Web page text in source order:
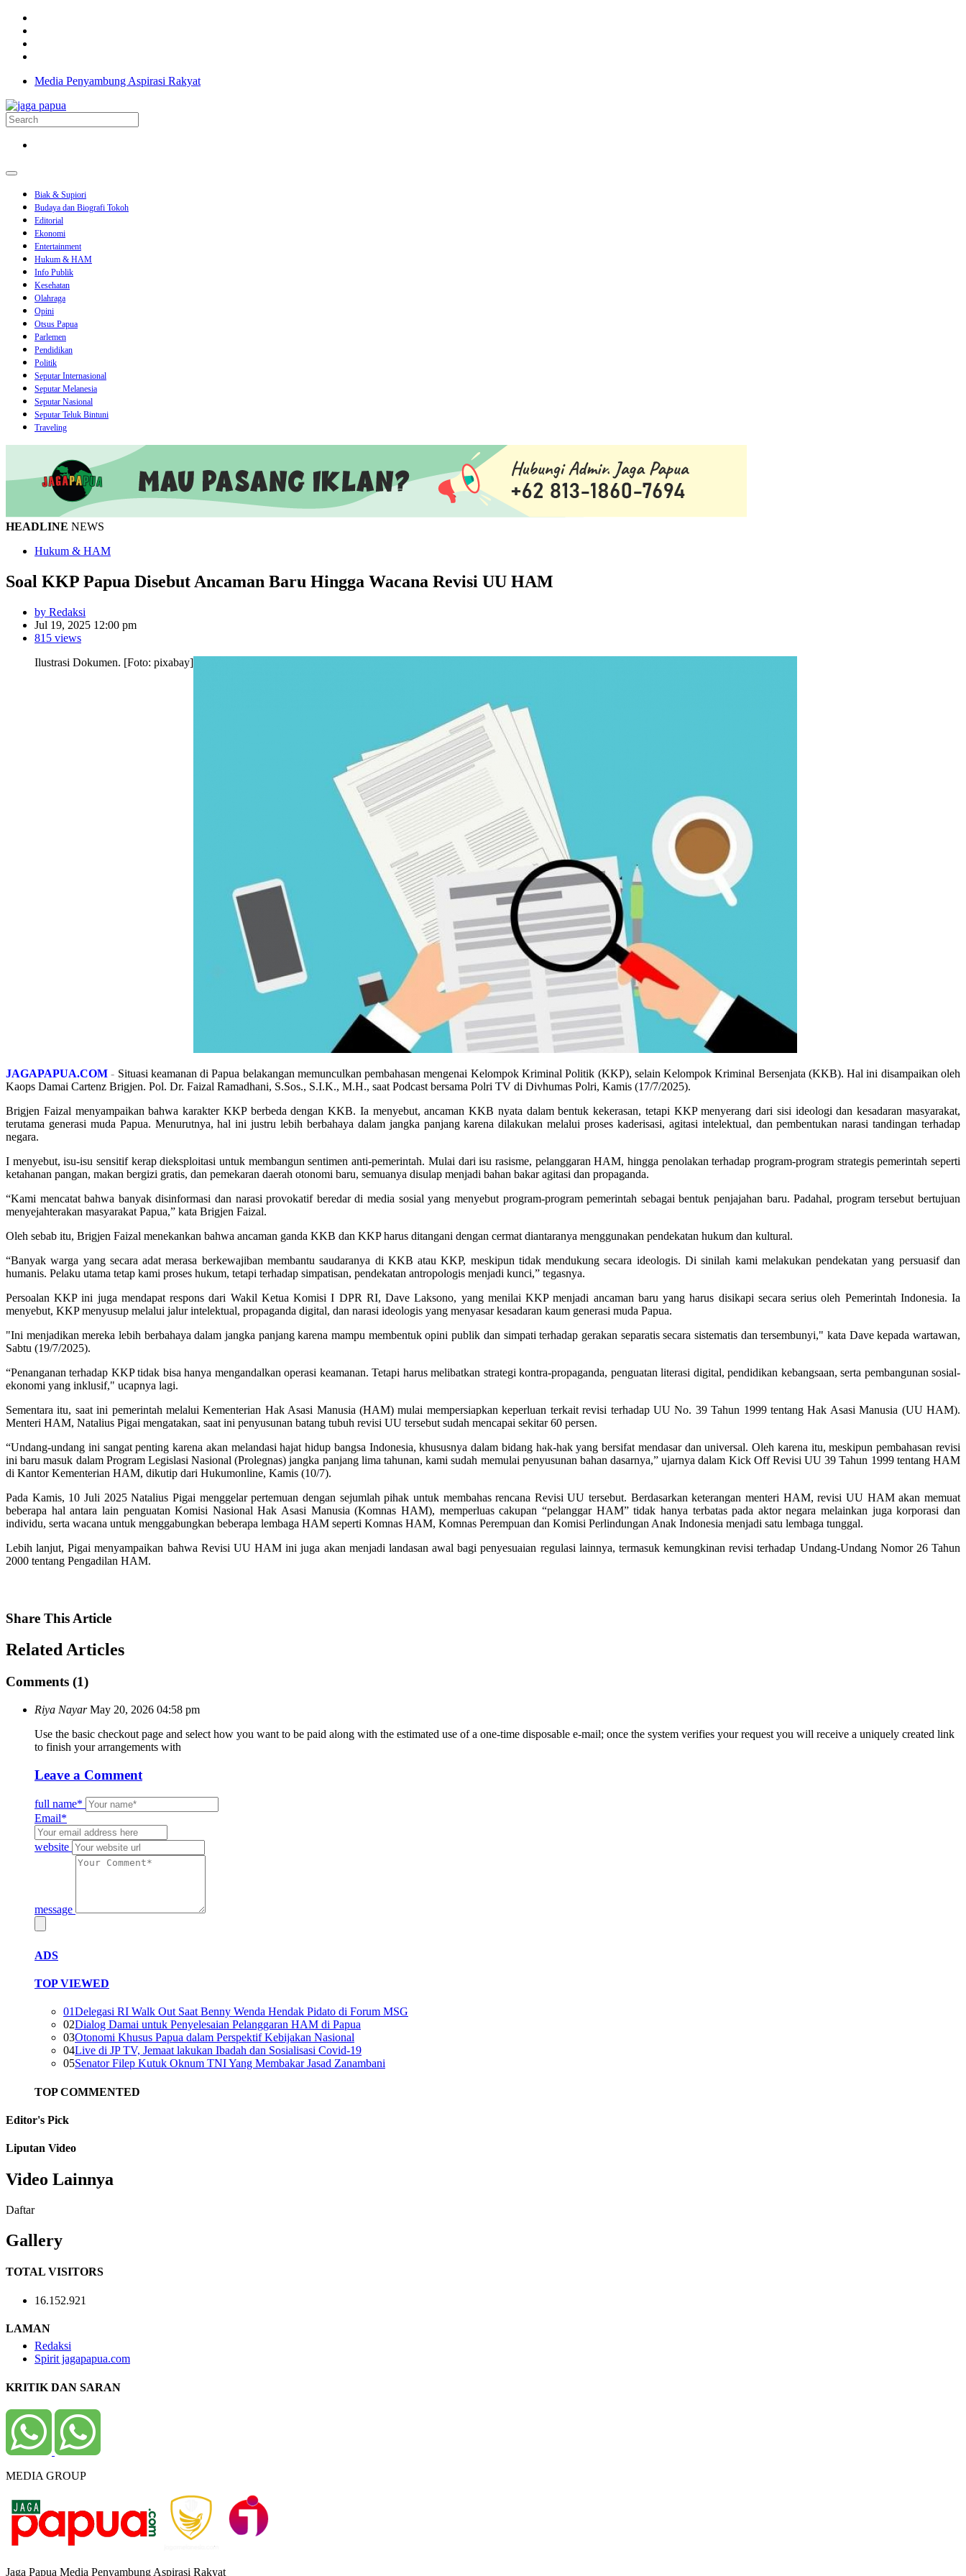
Media Penyambung Aspirasi Rakyat
Biak & Supiori
Budaya dan Biografi Tokoh
Editorial
Ekonomi
Entertainment
Hukum & HAM
Info Publik
Kesehatan
Olahraga
Opini
Otsus Papua
Parlemen
Pendidikan
Politik
Seputar Internasional
Seputar Melanesia
Seputar Nasional
Seputar Teluk Bintuni
Traveling
HEADLINE NEWS
Hukum & HAM
Soal KKP Papua Disebut Ancaman Baru Hingga Wacana Revisi UU HAM
by Redaksi
Jul 19, 2025 12:00 pm
815 views
Ilustrasi Dokumen. [Foto: pixabay]
JAGAPAPUA.COM - Situasi keamanan di Papua belakangan memunculkan pembahasan mengenai Kelompok Kriminal Politik (KKP), selain Kelompok Kriminal Bersenjata (KKB). Hal ini disampaikan oleh
Kaops Damai Cartenz Brigjen. Pol. Dr. Faizal Ramadhani, S.Sos., S.I.K., M.H., saat Podcast bersama Polri TV di Divhumas Polri, Kamis (17/7/2025).
Brigjen Faizal menyampaikan bahwa karakter KKP berbeda dengan KKB. Ia menyebut, ancaman KKB nyata dalam bentuk kekerasan, tetapi KKP menyerang dari sisi ideologi dan kesadaran masyarakat,
terutama generasi muda Papua. Menurutnya, hal ini justru lebih berbahaya dalam jangka panjang karena dilakukan melalui proses kaderisasi, agitasi intelektual, dan pembentukan narasi tandingan terhadap
negara.
I menyebut, isu-isu sensitif kerap dieksploitasi untuk membangun sentimen anti-pemerintah. Mulai dari isu rasisme, pelanggaran HAM, hingga penolakan terhadap program-program strategis pemerintah seperti
ketahanan pangan, makan bergizi gratis, dan pemekaran daerah otonomi baru, semuanya disulap menjadi bahan bakar agitasi dan propaganda.
“Kami mencatat bahwa banyak disinformasi dan narasi provokatif beredar di media sosial yang menyebut program-program pemerintah sebagai bentuk penjajahan baru. Padahal, program tersebut bertujuan
menyejahterakan masyarakat Papua,” kata Brigjen Faizal.
Oleh sebab itu, Brigjen Faizal menekankan bahwa ancaman ganda KKB dan KKP harus ditangani dengan cermat diantaranya menggunakan pendekatan hukum dan kultural.
“Banyak warga yang secara adat merasa berkewajiban membantu saudaranya di KKB atau KKP, meskipun tidak mendukung secara ideologis. Di sinilah kami melakukan pendekatan yang persuasif dan
humanis. Pelaku utama tetap kami proses hukum, tetapi terhadap simpatisan, pendekatan antropologis menjadi kunci,” tegasnya.
Persoalan KKP ini juga mendapat respons dari Wakil Ketua Komisi I DPR RI, Dave Laksono, yang menilai KKP menjadi ancaman baru yang harus disikapi secara serius oleh Pemerintah Indonesia. Ia
menyebut, KKP menyusup melalui jalur intelektual, propaganda digital, dan narasi ideologis yang menyasar kesadaran kaum generasi muda Papua.
"Ini menjadikan mereka lebih berbahaya dalam jangka panjang karena mampu membentuk opini publik dan simpati terhadap gerakan separatis secara sistematis dan tersembunyi," kata Dave kepada wartawan,
Sabtu (19/7/2025).
“Penanganan terhadap KKP tidak bisa hanya mengandalkan operasi keamanan. Tetapi harus melibatkan strategi kontra-propaganda, penguatan literasi digital, pendidikan kebangsaan, serta pembangunan sosial-
ekonomi yang inklusif," ucapnya lagi.
Sementara itu, saat ini pemerintah melalui Kementerian Hak Asasi Manusia (HAM) mulai mempersiapkan keperluan terkait revisi terhadap UU No. 39 Tahun 1999 tentang Hak Asasi Manusia (UU HAM).
Menteri HAM, Natalius Pigai mengatakan, saat ini penyusunan batang tubuh revisi UU tersebut sudah mencapai sekitar 60 persen.
“Undang-undang ini sangat penting karena akan melandasi hajat hidup bangsa Indonesia, khususnya dalam bidang hak-hak yang bersifat mendasar dan universal. Oleh karena itu, meskipun pembahasan revisi
ini baru masuk dalam Program Legislasi Nasional (Prolegnas) jangka panjang lima tahunan, kami sudah memulai penyusunan bahan dasarnya,” ujarnya dalam Kick Off Revisi UU 39 Tahun 1999 tentang HAM
di Kantor Kementerian HAM, dikutip dari Hukumonline, Kamis (10/7).
Pada Kamis, 10 Juli 2025 Natalius Pigai menggelar pertemuan dengan sejumlah pihak untuk membahas rencana Revisi UU tersebut. Berdasarkan keterangan menteri HAM, revisi UU HAM akan memuat
beberapa hal antara lain penguatan Komisi Nasional Hak Asasi Manusia (Komnas HAM), memperluas cakupan “pelanggar HAM” tidak hanya terbatas pada aktor negara melainkan juga korporasi dan
individu, serta wacana untuk menggabungkan beberapa lembaga HAM seperti Komnas HAM, Komnas Perempuan dan Komisi Perlindungan Anak Indonesia menjadi satu lembaga tunggal.
Lebih lanjut, Pigai menyampaikan bahwa Revisi UU HAM ini juga akan menjadi landasan awal bagi penyesuaian regulasi lainnya, termasuk kemungkinan revisi terhadap Undang-Undang Nomor 26 Tahun
2000 tentang Pengadilan HAM.
Share This Article
RelatedArticles
Comments (1)
Riya Nayar May 20, 2026 04:58 pm
Use the basic checkout page and select how you want to be paid along with the estimated use of a one-time disposable e-mail; once the system verifies your request you will receive a uniquely created link
to finish your arrangements with
Leave a Comment
full name*
Email*
website
message
ADS
TOP VIEWED
01Delegasi RI Walk Out Saat Benny Wenda Hendak Pidato di Forum MSG
02Dialog Damai untuk Penyelesaian Pelanggaran HAM di Papua
03Otonomi Khusus Papua dalam Perspektif Kebijakan Nasional
04Live di JP TV, Jemaat lakukan Ibadah dan Sosialisasi Covid-19
05Senator Filep Kutuk Oknum TNI Yang Membakar Jasad Zanambani
TOP COMMENTED
Editor's Pick
Liputan Video
Video Lainnya
Daftar
Gallery
TOTAL VISITORS
16.152.921
LAMAN
Redaksi
Spirit jagapapua.com
KRITIK DAN SARAN
MEDIA GROUP
Jaga Papua Media Penyambung Aspirasi Rakyat